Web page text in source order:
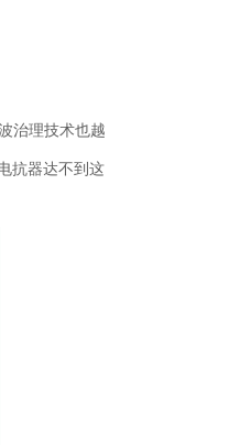
治理技术也越
抗器达不到这